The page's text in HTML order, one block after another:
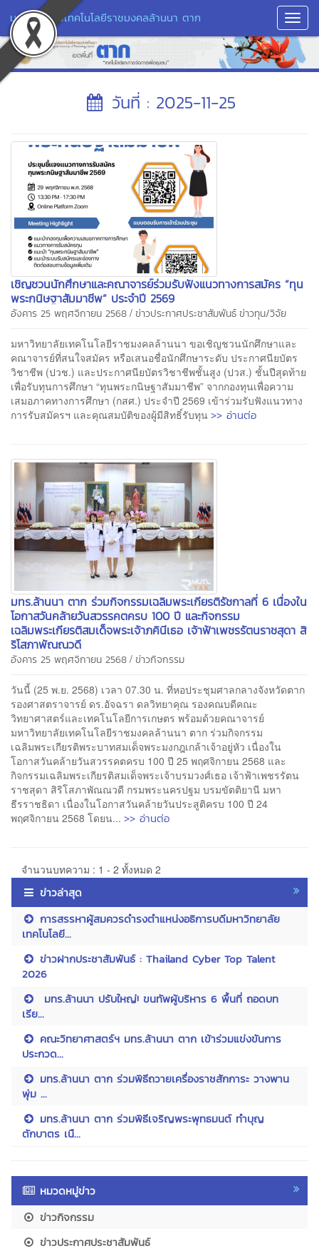
มหาวิทยาลัยเทคโนโลยีราชมงคลล้านนา ตาก
วันที่ : 2025-11-25
เชิญชวนนักศึกษาและคณาจารย์ร่วมรับฟังแนวทางการสมัคร “ทุน
พระกนิษฐาสัมมาชีพ” ประจำปี 2569
อังคาร 25 พฤศจิกายน 2568 / ข่าวประกาศประชาสัมพันธ์ข่าวทุน/วิจัย
มหาวิทยาลัยเทคโนโลยีราชมงคลล้านนา ขอเชิญชวนนักศึกษาและ
คณาจารย์ที่สนใจสมัคร หรือเสนอชื่อนักศึกษาระดับ ประกาศนียบัตร
วิชาชีพ (ปวช.) และประกาศนียบัตรวิชาชีพชั้นสูง (ปวส.) ชั้นปีสุดท้าย
เพื่อรับทุนการศึกษา “ทุนพระกนิษฐาสัมมาชีพ” จากกองทุนเพื่อความ
เสมอภาคทางการศึกษา (กสศ.) ประจำปี 2569 เข้าร่วมรับฟังแนวทาง
การรับสมัครฯ และคุณสมบัติของผู้มีสิทธิ์รับทุน >> อ่านต่อ
มทร.ล้านนา ตาก ร่วมกิจกรรมเฉลิมพระเกียรติรัชกาลที่ 6 เนื่องใน
โอกาสวันคล้ายวันสวรรคตครบ 100 ปี และกิจกรรม
เฉลิมพระเกียรติสมเด็จพระเจ้าภคินีเธอ เจ้าฟ้าเพชรรัตนราชสุดา สิ
ริโสภาพัณณวดี
อังคาร 25 พฤศจิกายน 2568 / ข่าวกิจกรรม
วันนี้ (25 พ.ย. 2568) เวลา 07.30 น. ที่หอประชุมศาลกลางจังหวัดตาก
รองศาสตราจารย์ ดร.อัจฉรา ดลวิทยาคุณ รองคณบดีคณะ
วิทยาศาสตร์และเทคโนโลยีการเกษตร พร้อมด้วยคณาจารย์
มหาวิทยาลัยเทคโนโลยีราชมงคลล้านนา ตาก ร่วมกิจกรรม
เฉลิมพระเกียรติพระบาทสมเด็จพระมงกฎเกล้าเจ้าอยู่หัว เนื่องใน
โอกาสวันคล้ายวันสวรรคตครบ 100 ปี 25 พฤศจิกายน 2568 และ
กิจกรรมเฉลิมพระเกียรติสมเด็จพระเจ้าบรมวงศ์เธอ เจ้าฟ้าเพชรรัตน
ราชสุดา สิริโสภาพัณณวดี กรมพระนครปฐม บรมขัตติยานี มหา
ธีรราชธิดา เนื่องในโอกาสวันคล้ายวันประสูติครบ 100 ปี 24
พฤศจิกายน 2568 โดยน... >> อ่านต่อ
จำนวนบทความ : 1 - 2 ทั้งหมด 2
ข่าวล่าสุด
การสรรหาผู้สมควรดำรงตำแหน่งอธิการบดีมหาวิทยาลัย
เทคโนโลยี...
ข่าวฝากประชาสัมพันธ์ : Thailand Cyber Top Talent
2026
มทร.ล้านนา ปรับใหญ่! ขนทัพผู้บริหาร 6 พื้นที่ ถอดบท
เรีย...
คณะวิทยาศาสตร์ฯ มทร.ล้านนา ตาก เข้าร่วมแข่งขันการ
ประกวด...
มทร.ล้านนา ตาก ร่วมพิธีถวายเครื่องราชสักการะ วางพาน
พุ่ม ...
มทร.ล้านนา ตาก ร่วมพิธีเจริญพระพุทธมนต์ ทำบุญ
ตักบาตร เนื...
หมวดหมู่ข่าว
ข่าวกิจกรรม
ข่าวประกาศประชาสัมพันธ์